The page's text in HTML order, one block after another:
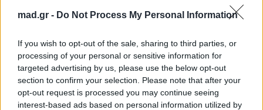
mad.gr - Do Not Process My Personal Information
If you wish to opt-out of the sale, sharing to third parties, or
processing of your personal or sensitive information for
targeted advertising by us, please use the below opt-out
section to confirm your selection. Please note that after your
opt-out request is processed you may continue seeing
interest-based ads based on personal information utilized by
Η Acun Medya καταβάλλει κάθε προσπάθεια για
παράσχει κάθε δυνατή υποστήριξη προς τον παίκτη
για την αποκατάσταση της υγείας του.
Τα ακριβή αίτια του ατυχήματος διερευνώνται».